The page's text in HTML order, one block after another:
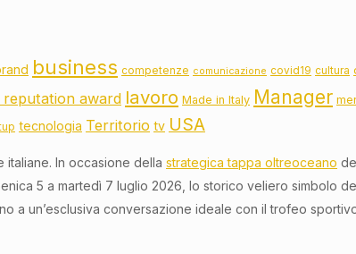
business competenze comunicazione covid19 cultura
reputation award lavoro Made in Italy Manager
tecnologia Territorio tv USA
In occasione della strategica tappa oltreoceano
5 a martedì 7 luglio 2026, lo storico veliero simbolo
a un’esclusiva conversazione ideale con il trofeo